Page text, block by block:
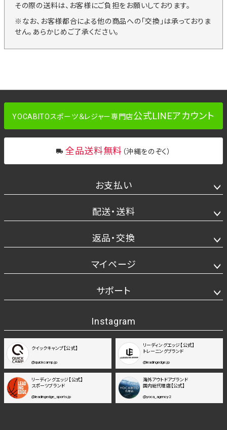
その際の送料は、お客様にご負担をお願いしております。
※なお、お客様都合による他の商品への「交換」は承っておりま
せん。あらかじめご了承ください。
YOCABITOスポーツ＆レジャー専門店公式LINEアカウント
全品送料無料 （沖縄をのぞく）
お支払い
配送・送料
返品・交換
マイページ
サポート
Instagram
クイックキャンプ【公式】
@quickcamp.jp
リーディングエッジ【公式】
トレーニングブランド
@leadingedge.jp
リーディングエッジ【公式】
スポーツブランド
@leadingedge_sports.jp
海外アウトドアブランド
国内総代理店【公式】
@yoca_agency2